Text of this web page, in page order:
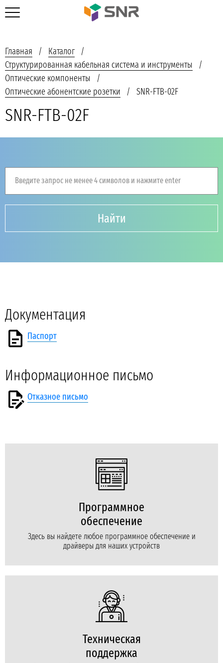
Главная
Каталог
Структурированная кабельная система и инструменты
Оптические компоненты
Оптические абонентские розетки
SNR-FTB-02F
SNR-FTB-02F
Введите запрос не менее 4 символов и нажмите enter
Найти
Документация
Паспорт
Информационное письмо
Отказное письмо
Программное
обеспечение
Здесь вы найдете любое программное обеспечение и
драйверы для наших устройств
Техническая
поддержка